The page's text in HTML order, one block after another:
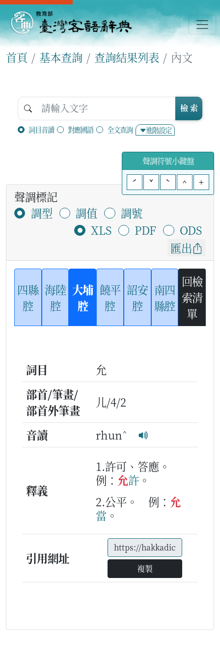
首頁 基本查詢 查詢結果列表 內文
詞目音讀 對應國語 全文查詢 進階設定
檢 索
聲調符號小鍵盤
ˊ
ˇ ˋ ^ +
聲調標記
調型
調值
調號
XLS
PDF
ODS
匯出
四縣
腔
海陸
腔
大埔
腔
饒平
腔
詔安
腔
南四
縣腔
回檢
索清
單
詞目
允
部首/筆畫/
部首外筆畫
儿/4/2
音讀 rhun^
釋義
1.許可、答應。
例： 允許 。
2.公平。
例： 允
當 。
引用網址
複製